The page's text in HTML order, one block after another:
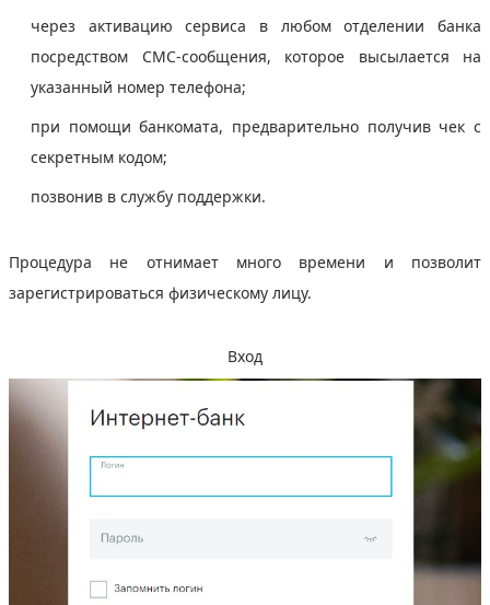
через активацию сервиса в любом отделении банка
посредством СМС-сообщения, которое высылается на
указанный номер телефона;
при помощи банкомата, предварительно получив чек с
секретным кодом;
позвонив в службу поддержки.
Процедура не отнимает много времени и позволит
зарегистрироваться физическому лицу.
Вход